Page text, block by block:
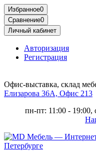
Избранное0
Сравнение0
Личный кабинет
Авторизация
Регистрация
Офис-выставка, склад
Елизарова 36А, Офис 213
пн-пт: 11:00 - 19:00,